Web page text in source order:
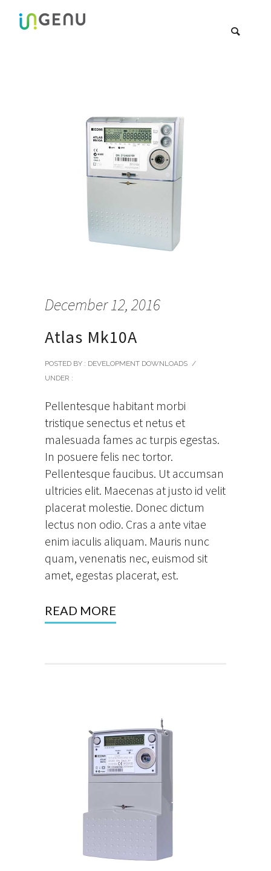
December 12, 2016
Atlas Mk10A
POSTED BY : DEVELOPMENT DOWNLOADS /
UNDER :
Pellentesque habitant morbi
tristique senectus et netus et
malesuada fames ac turpis egestas.
In posuere felis nec tortor.
Pellentesque faucibus. Ut accumsan
ultricies elit. Maecenas at justo id velit
placerat molestie. Donec dictum
lectus non odio. Cras a ante vitae
enim iaculis aliquam. Mauris nunc
quam, venenatis nec, euismod sit
amet, egestas placerat, est.
READ MORE